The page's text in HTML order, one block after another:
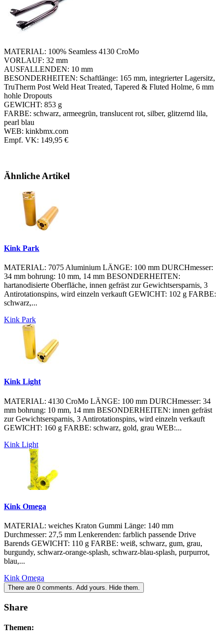
MATERIAL: 100% Seamless 4130 CroMo
VORLAUF: 32 mm
AUSFALLENDEN: 10 mm
BESONDERHEITEN: Schaftlänge: 165 mm, integrierter Lagersitz,
TruTherm Post Weld Heat Treated, Tapered & Fluted Holme, 6 mm
hohle Dropouts
GEWICHT: 853 g
FARBE: schwarz, armeegrün, translucent rot, silber, glitzernd lila,
pearl blau
WEB: kinkbmx.com
Empf. VK: 149,95 €
Ähnliche Artikel
Kink Park
MATERIAL: 7075 Aluminium LÄNGE: 100 mm DURCHmesser:
34 mm bohrung: 10 mm, 14 mm BESONDERHEITEN:
hartanodisierte Oberfläche, innen gefräst zur Gewichtsersparnis, 3
Antirotationspins, wird einzeln verkauft GEWICHT: 102 g FARBE:
schwarz,...
Kink Park
Kink Light
MATERIAL: 4130 CroMo LÄNGE: 100 mm DURCHmesser: 34
mm bohrung: 10 mm, 14 mm BESONDERHEITEN: innen gefräst
zur Gewichtsersparnis, 3 Antirotationspins, wird einzeln verkauft
GEWICHT: 160 g FARBE: schwarz, gold, grau WEB:...
Kink Light
Kink Omega
MATERIAL: weiches Kraton Gummi Länge: 140 mm
Durchmesser: 27,5 mm Lenkerenden: farblich passende Drive
Barends GEWICHT: 110 g FARBE: weiß, schwarz, gum, grau,
burgundy, schwarz-orange-splash, schwarz-blau-splash, purpurrot,
blau,...
Kink Omega
There are 0 comments. Add yours. Hide them.
Share
Themen: